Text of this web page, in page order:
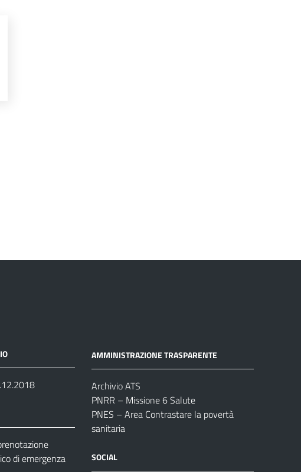
di emergenza
AMMINISTRAZIONE TRASPARENTE
Archivio ATS
PNRR – Missione 6 Salute
PNES – Area Contrastare la povertà
sanitaria
SOCIAL